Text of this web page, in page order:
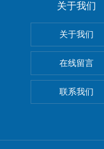
关于我们
关于我们
在线留言
联系我们